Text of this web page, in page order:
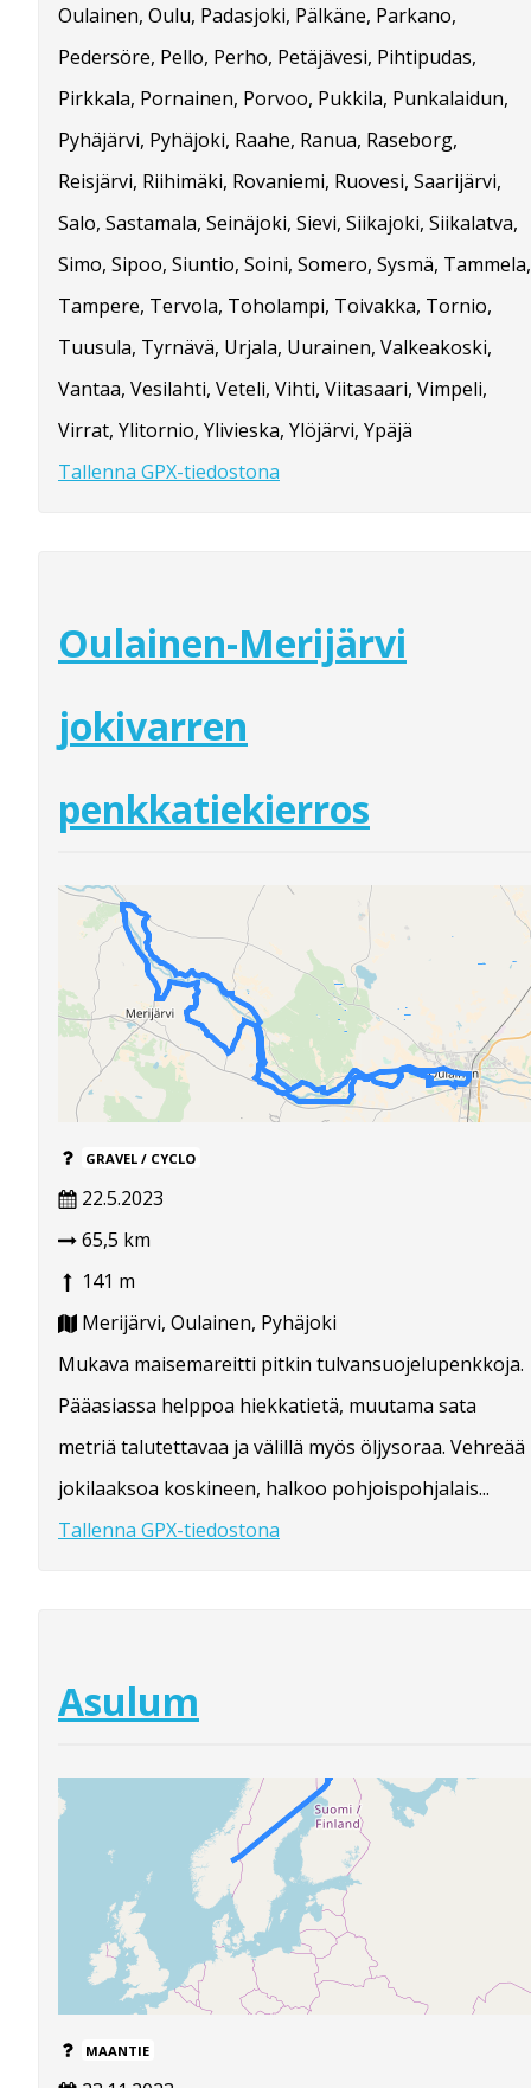
Oulainen, Oulu, Padasjoki, Pälkäne, Parkano,
Pedersöre, Pello, Perho, Petäjävesi, Pihtipudas,
Pirkkala, Pornainen, Porvoo, Pukkila, Punkalaidun,
Pyhäjärvi, Pyhäjoki, Raahe, Ranua, Raseborg,
Reisjärvi, Riihimäki, Rovaniemi, Ruovesi, Saarijärvi,
Salo, Sastamala, Seinäjoki, Sievi, Siikajoki, Siikalatva,
Simo, Sipoo, Siuntio, Soini, Somero, Sysmä, Tammela,
Tampere, Tervola, Toholampi, Toivakka, Tornio,
Tuusula, Tyrnävä, Urjala, Uurainen, Valkeakoski,
Vantaa, Vesilahti, Veteli, Vihti, Viitasaari, Vimpeli,
Virrat, Ylitornio, Ylivieska, Ylöjärvi, Ypäjä
Tallenna GPX-tiedostona
Oulainen-Merijärvi
jokivarren
penkkatiekierros
GRAVEL / CYCLO
22.5.2023
65,5 km
141 m
Merijärvi, Oulainen, Pyhäjoki
Mukava maisemareitti pitkin tulvansuojelupenkkoja.
Pääasiassa helppoa hiekkatietä, muutama sata
metriä talutettavaa ja välillä myös öljysoraa. Vehreää
jokilaaksoa koskineen, halkoo pohjoispohjalais...
Tallenna GPX-tiedostona
Asulum
MAANTIE